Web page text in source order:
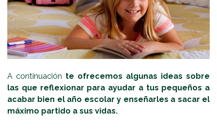
A continuación te ofrecemos algunas ideas sobre
las que reflexionar para ayudar a tus pequeños a
acabar bien el año escolar y enseñarles a sacar el
máximo partido a sus vidas.